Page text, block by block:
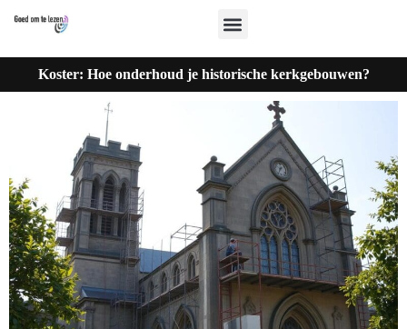
Koster: Hoe onderhoud je historische kerkgebouwen?